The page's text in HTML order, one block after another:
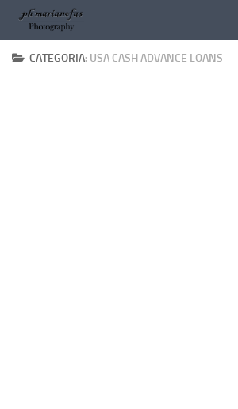
Salta al contenuto
CATEGORIA: USA CASH ADVANCE LOANS